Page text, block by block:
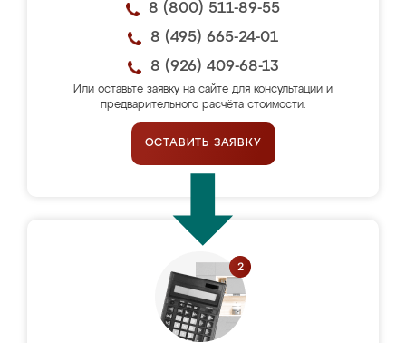
8 (800) 511-89-55
8 (495) 665-24-01
8 (926) 409-68-13
Или оставьте заявку на сайте для консультации и
предварительного расчёта стоимости.
ОСТАВИТЬ ЗАЯВКУ